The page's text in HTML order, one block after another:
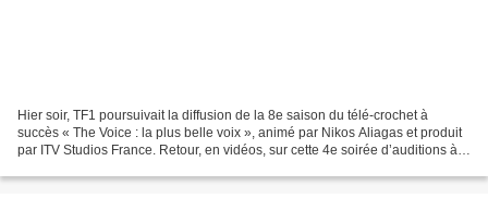
Hier soir, TF1 poursuivait la diffusion de la 8e saison du télé-crochet à
succès « The Voice : la plus belle voix », animé par Nikos Aliagas et produit
par ITV Studios France. Retour, en vidéos, sur cette 4e soirée d’auditions à